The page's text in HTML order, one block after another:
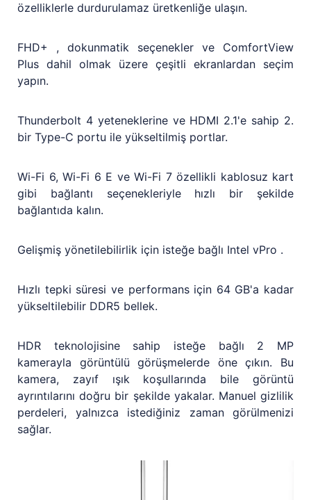
özelliklerle durdurulamaz üretkenliğe ulaşın.
FHD+ , dokunmatik seçenekler ve ComfortView
Plus dahil olmak üzere çeşitli ekranlardan seçim
yapın.
Thunderbolt 4 yeteneklerine ve HDMI 2.1'e sahip 2.
bir Type-C portu ile yükseltilmiş portlar.
Wi-Fi 6, Wi-Fi 6 E ve Wi-Fi 7 özellikli kablosuz kart
gibi bağlantı seçenekleriyle hızlı bir şekilde
bağlantıda kalın.
Gelişmiş yönetilebilirlik için isteğe bağlı Intel vPro .
Hızlı tepki süresi ve performans için 64 GB'a kadar
yükseltilebilir DDR5 bellek.
HDR teknolojisine sahip isteğe bağlı 2 MP
kamerayla görüntülü görüşmelerde öne çıkın. Bu
kamera, zayıf ışık koşullarında bile görüntü
ayrıntılarını doğru bir şekilde yakalar. Manuel gizlilik
perdeleri, yalnızca istediğiniz zaman görülmenizi
sağlar.